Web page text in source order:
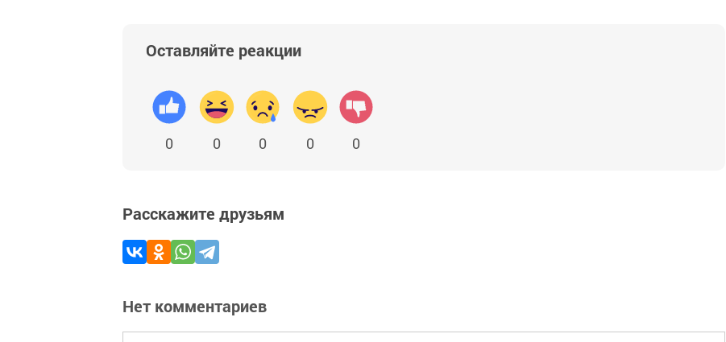
Оставляйте реакции
0 0 0 0 0
Расскажите друзьям
Нет комментариев